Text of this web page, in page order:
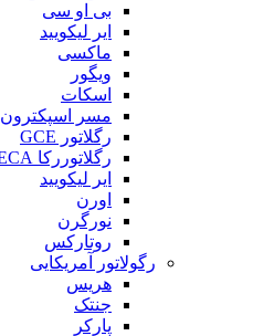
بی او سی
ایر لیکویید
ماکسی
ویگور
اسکات
مسر اسپکترون
رگلاتور GCE
رگلاتوررکا RECA
ایر لیکویید
اورن
نورگرن
روتارکس
رگولاتور آمریکایی
هریس
جنتک
پارکر